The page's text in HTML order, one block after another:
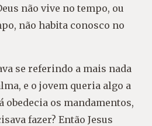
não vive no tempo, ou
não habita conosco no
se referindo a mais nada
e o jovem queria algo a
obedecia os mandamentos,
fazer? Então Jesus